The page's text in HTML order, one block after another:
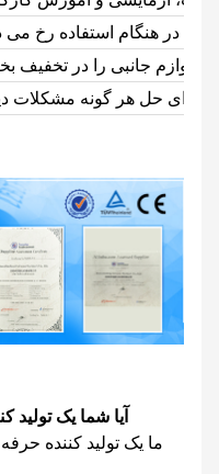
برای حل هر گونه مشکلات
آیا شما یک
ما یک تولید کننده